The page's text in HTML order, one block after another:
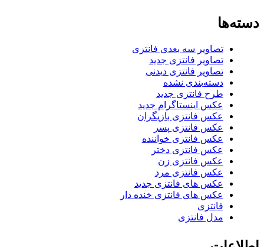
دسته‌ها
تصاویر سه بعدی فانتزی
تصاویر فانتزی جدید
تصاویر فانتزی دیدنی
دسته‌بندی نشده
طرح فانتزی جدید
عکس اینستاگرام جدید
عکس فانتزی بازیگران
عکس فانتزی پسر
عکس فانتزی خواننده
عکس فانتزی دختر
عکس فانتزی زن
عکس فانتزی مرد
عکس های فانتزی جدید
عکس های فانتزی خنده دار
فانتزی
مدل فانتزی